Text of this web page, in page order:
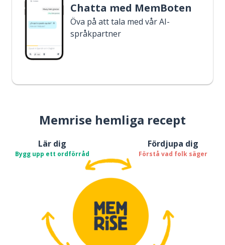
Chatta med MemBoten
Öva på att tala med vår AI-
språkpartner
Memrise hemliga recept
Lär dig
Bygg upp ett ordförråd
Fördjupa dig
Förstå vad folk säger